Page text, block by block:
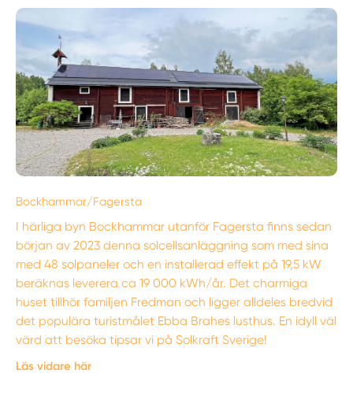
Bockhammar/Fagersta
I härliga byn Bockhammar utanför Fagersta finns sedan
början av 2023 denna solcellsanläggning som med sina
med 48 solpaneler och en installerad effekt på 19,5 kW
beräknas leverera ca 19 000 kWh/år. Det charmiga
huset tillhör familjen Fredman och ligger alldeles bredvid
det populära turistmålet Ebba Brahes lusthus. En idyll väl
värd att besöka tipsar vi på Solkraft Sverige!
Läs vidare här